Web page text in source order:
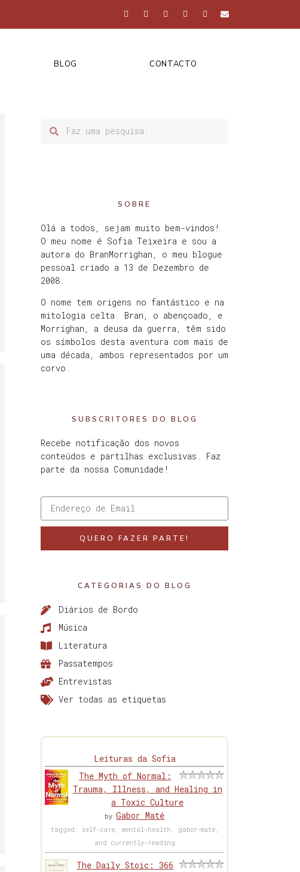
BLOG CONTACTO
SOBRE
Olá a todos, sejam muito bem-vindos!
O meu nome é Sofia Teixeira e sou a
autora do BranMorrighan, o meu blogue
pessoal criado a 13 de Dezembro de
2008.
O nome tem origens no fantástico e na
mitologia celta. Bran, o abençoado, e
Morrighan, a deusa da guerra, têm sido
os símbolos desta aventura com mais de
uma década, ambos representados por um
corvo.
SUBSCRITORES DO BLOG
Recebe notificação dos novos
conteúdos e partilhas exclusivas. Faz
parte da nossa Comunidade!
QUERO FAZER PARTE!
CATEGORIAS DO BLOG
Diários de Bordo
Música
Literatura
Passatempos
Entrevistas
Ver todas as etiquetas
Leituras da Sofia
The Myth of Normal:
Trauma, Illness, and Healing in
a Toxic Culture
byGabor Maté
tagged: self-care, mental-health, gabor-maté,
and currently-reading
The Daily Stoic: 366